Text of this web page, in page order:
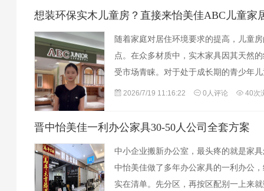
想装环保实木儿童房？直接来怡美佳ABC儿童家
随着家庭对居住环境要求的提高，儿童
点。在众多材质中，实木家具因其天然
受市场青睐。对于处于成长期的青少年
使用功能，更需兼顾耐用性与环保安全
2026/7/19 11:16:22 0人评论 40次
晋中怡美佳一利办公家具30-50人公司全套方案
中小企业搬新办公室，最头疼的就是家
中怡美佳做了多年办公家具的一利办公
实在清单。先分区，再按区配别一上来